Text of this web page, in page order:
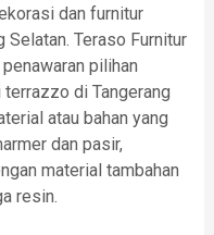
dan furnitur
Selatan. Teraso Furnitur
pilihan
di Tangerang
atau bahan yang
dan pasir,
material tambahan
resin.